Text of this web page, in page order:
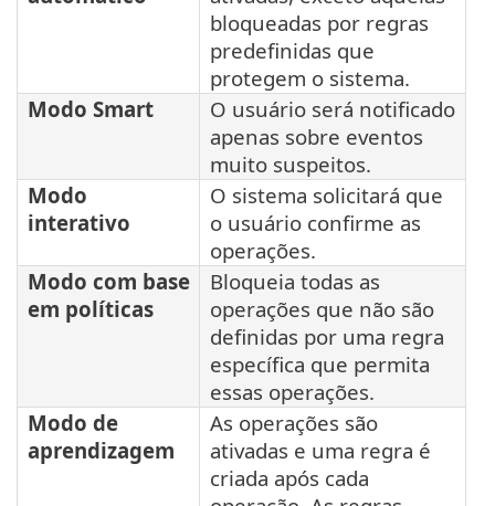
bloqueadas por regras
predefinidas que
protegem o sistema.
Modo Smart
O usuário será notificado
apenas sobre eventos
muito suspeitos.
Modo
interativo
O sistema solicitará que
o usuário confirme as
operações.
Modo com base
em políticas
Bloqueia todas as
operações que não são
definidas por uma regra
específica que permita
essas operações.
Modo de
aprendizagem
As operações são
ativadas e uma regra é
criada após cada